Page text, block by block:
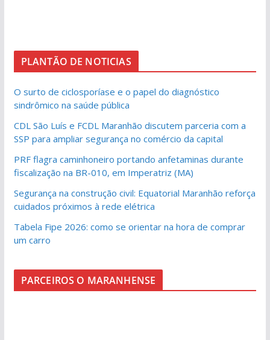
PLANTÃO DE NOTICIAS
O surto de ciclosporíase e o papel do diagnóstico
sindrômico na saúde pública
CDL São Luís e FCDL Maranhão discutem parceria com a
SSP para ampliar segurança no comércio da capital
PRF flagra caminhoneiro portando anfetaminas durante
fiscalização na BR-010, em Imperatriz (MA)
Segurança na construção civil: Equatorial Maranhão reforça
cuidados próximos à rede elétrica
Tabela Fipe 2026: como se orientar na hora de comprar
um carro
PARCEIROS O MARANHENSE